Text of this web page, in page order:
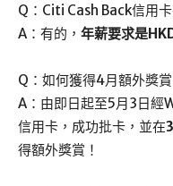
Q：Citi Cash Back信用
A：有的， 年薪要求是
Q：如何獲得4月額外獎賞
A：由即日起至5月3日經
信用卡，成功批卡，並在
得額外獎賞！